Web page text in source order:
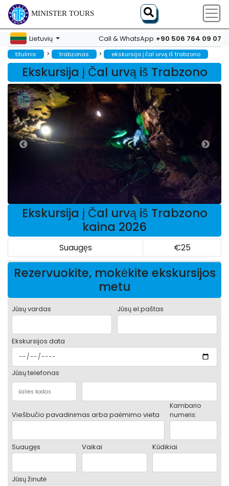
MINISTER TOURS
Lietuvių Call & WhatsApp +90 506 764 09 07
titulinis > trabzonas > ekskursija į čal urvą iš trabzono
Ekskursija į Čal urvą iš Trabzono
Ekskursija į Čal urvą iš Trabzono
kaina 2026
Suaugęs €25
Rezervuokite, mokėkite ekskursijos
metu
Jūsų vardas Jūsų el.paštas
Ekskursijos data
Jūsų telefonas
Viešbučio pavadinimas arba paėmimo vieta
Kambario
numeris:
Suaugęs Vaikai Kūdikiai
Jūsų žinutė